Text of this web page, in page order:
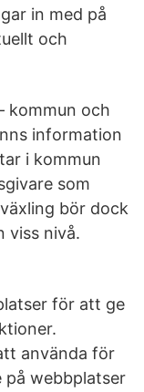
in med på
och
kommun och
information
i kommun
som
bör dock
viss nivå.
för att ge
använda för
på webbplatser